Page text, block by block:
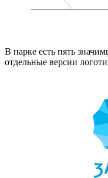
В парке есть пять
отдельные версии